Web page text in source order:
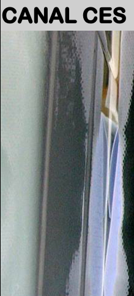
CANAL CES